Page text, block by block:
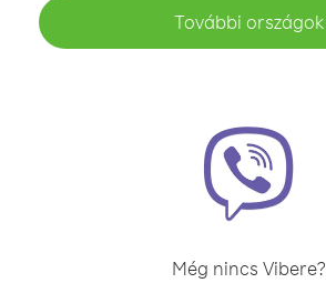
További országok
Még nincs Vibere?